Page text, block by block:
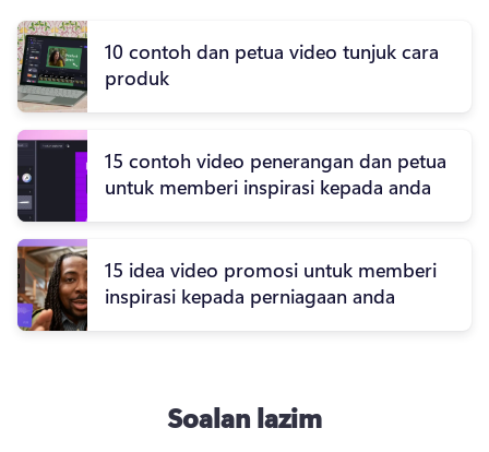
10 contoh dan petua video tunjuk cara
produk
15 contoh video penerangan dan petua
untuk memberi inspirasi kepada anda
15 idea video promosi untuk memberi
inspirasi kepada perniagaan anda
Soalan lazim